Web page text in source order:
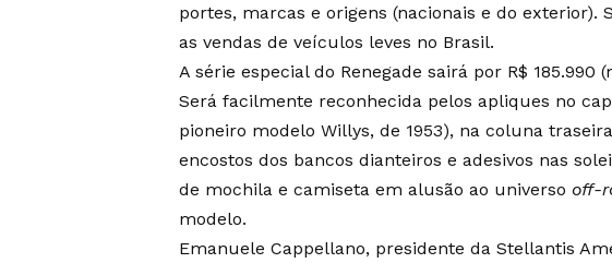
portes, marcas e origens (nacionais e do exterior).
as vendas de veículos leves no Brasil.
A série especial do Renegade sairá por R$
Será facilmente reconhecida pelos apliques no
pioneiro modelo Willys, de 1953), na coluna
encostos dos bancos dianteiros e adesivos nas
de mochila e camiseta em alusão ao universo off-
modelo.
Emanuele Cappellano, presidente da Stellantis